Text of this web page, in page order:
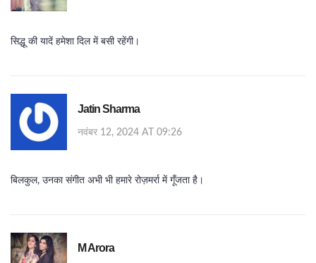
सिद्धू की यादें हमेशा दिल में बसी रहेंगी।
Jatin Sharma
नवंबर 12, 2024 AT 09:26
बिलकुल, उनका संगीत अभी भी हमारे रोज़मर्रा में गूँजता है।
M Arora